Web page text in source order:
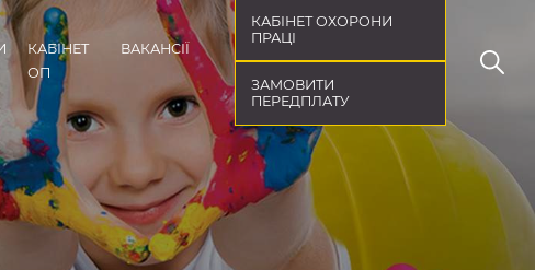
КАБІНЕТ
ОП
ВАКАНСІЇ
КАБІНЕТ ОХОРОНИ
ПРАЦІ
ЗАМОВИТИ
ПЕРЕДПЛАТУ